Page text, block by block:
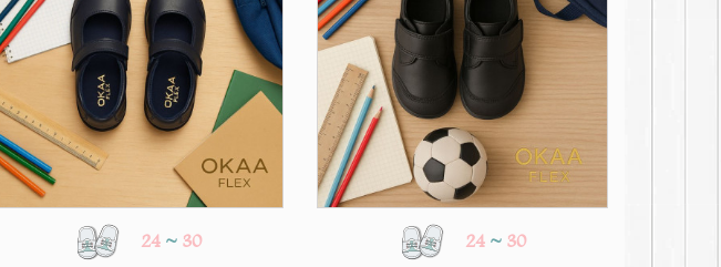
24 ~ 30 24 ~30